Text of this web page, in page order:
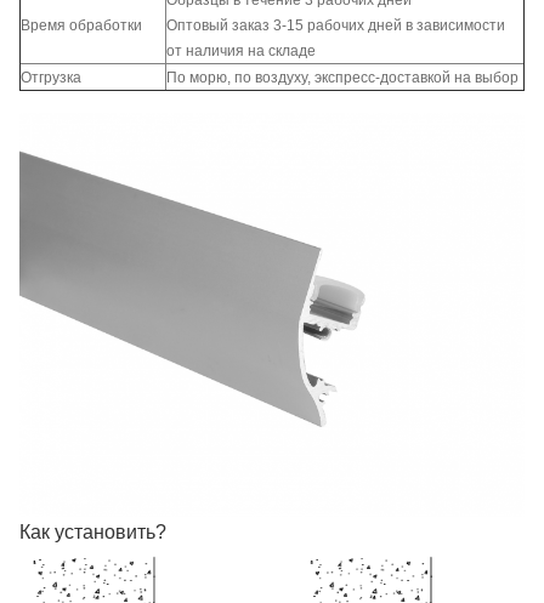
Время обработки
Оптовый заказ 3-15 рабочих дней в зависимости
от наличия на складе
Отгрузка
По морю, по воздуху, экспресс-доставкой на выбор
Как установить?